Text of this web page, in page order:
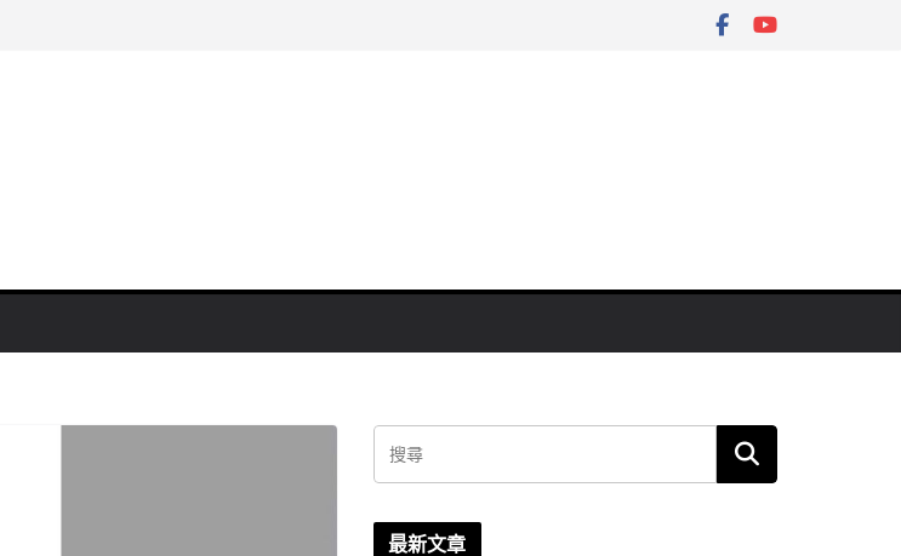
最新文章